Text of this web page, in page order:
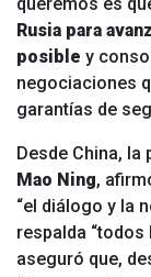
Rusia para
posible y
negociaciones
garantías de
Desde China,
Mao Ning,
“el diálogo y la
respalda
aseguró que,